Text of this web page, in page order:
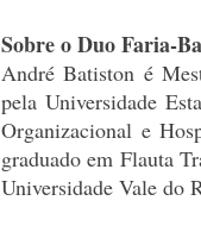
Sobre o Duo Faria-
André Batiston é
pela Universidade
Organizacional e
graduado em Flauta
Universidade Vale do